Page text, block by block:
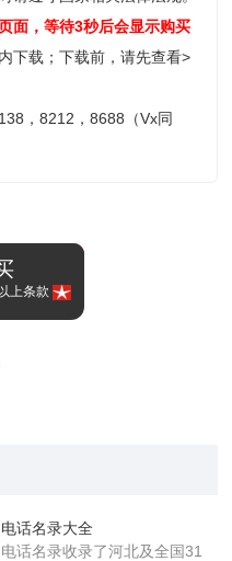
面，等待3秒后会显示购买
下载；下载前，请先查看>
138，8212，8688（Vx同
上条款
话名录大全
话名录收录了河北及全国31